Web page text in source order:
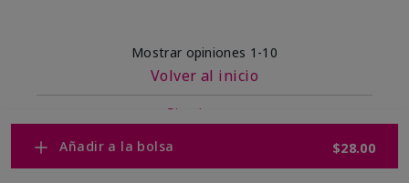
Añadir a la bolsa $28.00
Mostrar opiniones 1-10
Volver al inicio
Siguiente